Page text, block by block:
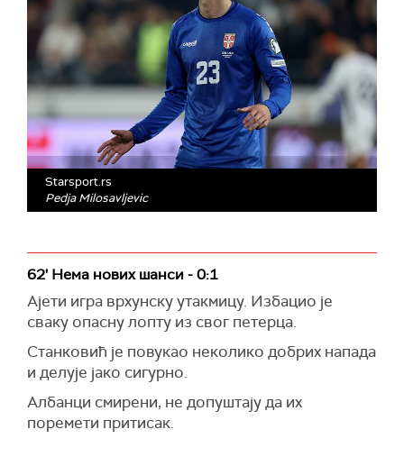
Starsport.rs
Pedja Milosavljevic
62' Нема нових шанси - 0:1
Ајети игра врхунску утакмицу. Избацио је
сваку опасну лопту из свог петерца.
Станковић је повукао неколико добрих напада
и делује јако сигурно.
Албанци смирени, не допуштају да их
поремети притисак.